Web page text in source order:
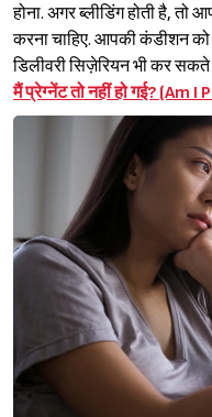
होना. अगर ब्लीडिंग होती है,
करना चाहिए. आपकी कंडीशन
डिलीवरी सिज़ेरियन भी कर
मैं प्रेग्नेंट तो नहीं हो गई? (Am